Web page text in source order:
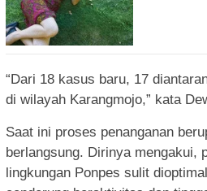
“Dari 18 kasus baru, 17
di wilayah Karangmojo,” kata
Saat ini proses penanganan
berlangsung. Dirinya mengakui,
lingkungan Ponpes sulit